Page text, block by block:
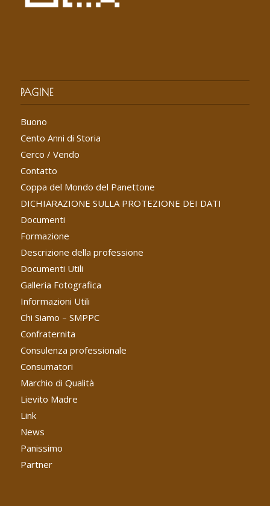
PAGINE
Buono
Cento Anni di Storia
Cerco / Vendo
Contatto
Coppa del Mondo del Panettone
DICHIARAZIONE SULLA PROTEZIONE DEI DATI
Documenti
Formazione
Descrizione della professione
Documenti Utili
Galleria Fotografica
Informazioni Utili
Chi Siamo – SMPPC
Confraternita
Consulenza professionale
Consumatori
Marchio di Qualità
Lievito Madre
Link
News
Panissimo
Partner